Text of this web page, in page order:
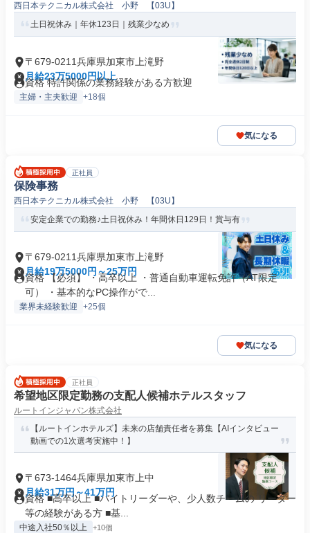
西日本テクニカル株式会社 小野 【03U】
土日祝休み｜年休123日｜残業少なめ
〒679-0211兵庫県加東市上滝野
月給23万5000円以上
資格 特許関係の業務経験がある方歓迎
主婦・主夫歓迎 +18個
気になる
正社員
保険事務
西日本テクニカル株式会社 小野 【03U】
安定企業での勤務♪土日祝休み！年間休日129日！賞与有
〒679-0211兵庫県加東市上滝野
月給19万5000円～25万円
資格 【必須】 ・高卒以上 ・普通自動車運転免許（AT限定
可） ・基本的なPC操作がで...
業界未経験歓迎 +25個
気になる
正社員
希望地区限定勤務の支配人候補ホテルスタッフ
ルートインジャパン株式会社
【ルートインホテルズ】未来の店舗責任者を募集【AIインタビュー
動画での1次選考実施中！】
〒673-1464兵庫県加東市上中
月給31万円～41万円
資格 ■高卒以上 ■バイトリーダーや、少人数チームの リーダー
等の経験がある方 ■基...
中途入社50％以上 +10個